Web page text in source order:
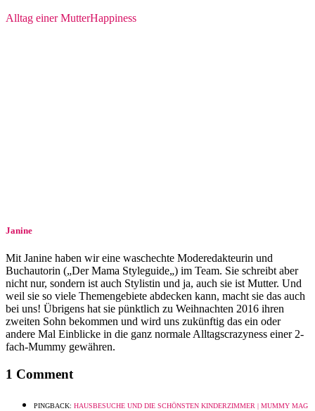
Alltag einer MutterHappiness
Janine
Mit Janine haben wir eine waschechte Moderedakteurin und
Buchautorin („Der Mama Styleguide„) im Team. Sie schreibt aber
nicht nur, sondern ist auch Stylistin und ja, auch sie ist Mutter. Und
weil sie so viele Themengebiete abdecken kann, macht sie das auch
bei uns! Übrigens hat sie pünktlich zu Weihnachten 2016 ihren
zweiten Sohn bekommen und wird uns zukünftig das ein oder
andere Mal Einblicke in die ganz normale Alltagscrazyness einer 2-
fach-Mummy gewähren.
1 Comment
PINGBACK: HAUSBESUCHE UND DIE SCHÖNSTEN KINDERZIMMER | MUMMY MAG